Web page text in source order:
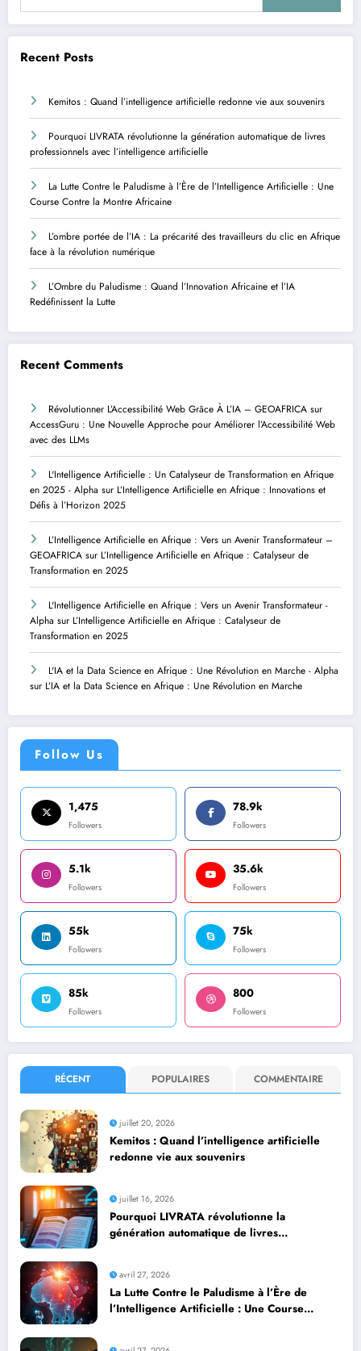
Recent Posts
Kemitos : Quand l’intelligence artificielle redonne vie aux souvenirs
Pourquoi LIVRATA révolutionne la génération automatique de livres
professionnels avec l’intelligence artificielle
La Lutte Contre le Paludisme à l’Ère de l’Intelligence Artificielle : Une
Course Contre la Montre Africaine
L’ombre portée de l’IA : La précarité des travailleurs du clic en Afrique
face à la révolution numérique
L’Ombre du Paludisme : Quand l’Innovation Africaine et l’IA
Redéfinissent la Lutte
Recent Comments
Révolutionner L’Accessibilité Web Grâce À L’IA – GEOAFRICA sur
AccessGuru : Une Nouvelle Approche pour Améliorer l’Accessibilité Web
avec des LLMs
L'Intelligence Artificielle : Un Catalyseur de Transformation en Afrique
en 2025 - Alpha sur L’Intelligence Artificielle en Afrique : Innovations et
Défis à l’Horizon 2025
L’Intelligence Artificielle en Afrique : Vers un Avenir Transformateur –
GEOAFRICA sur L’Intelligence Artificielle en Afrique : Catalyseur de
Transformation en 2025
L'Intelligence Artificielle en Afrique : Vers un Avenir Transformateur -
Alpha sur L’Intelligence Artificielle en Afrique : Catalyseur de
Transformation en 2025
L'IA et la Data Science en Afrique : Une Révolution en Marche - Alpha
sur L’IA et la Data Science en Afrique : Une Révolution en Marche
Follow Us
1,475
Followers
78.9k
Followers
5.1k
Followers
35.6k
Followers
55k
Followers
75k
Followers
85k
Followers
800
Followers
RÉCENT POPULAIRES COMMENTAIRE
juillet 20, 2026
Kemitos : Quand l’intelligence artificielle
redonne vie aux souvenirs
juillet 16, 2026
Pourquoi LIVRATA révolutionne la
génération automatique de livres
avril 27, 2026
La Lutte Contre le Paludisme à l’Ère de
l’Intelligence Artificielle : Une Course